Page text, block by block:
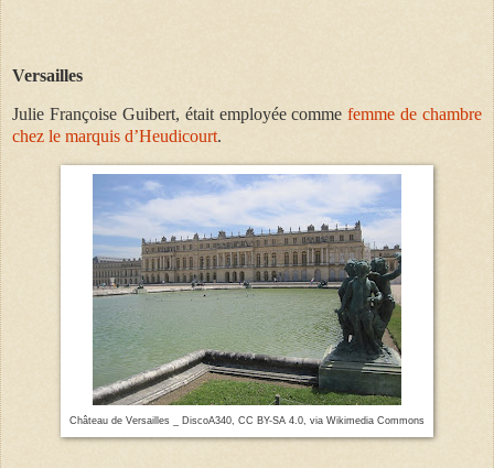
Versailles
Julie Françoise Guibert, était employée commefemme de chambre
chez le marquis d’Heudicourt.
Château de Versailles _ DiscoA340, CC BY-SA 4.0, via Wikimedia Commons